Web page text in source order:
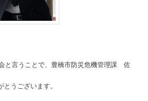
と言うことで、豊橋市防災危機管理課 佐
うございます。